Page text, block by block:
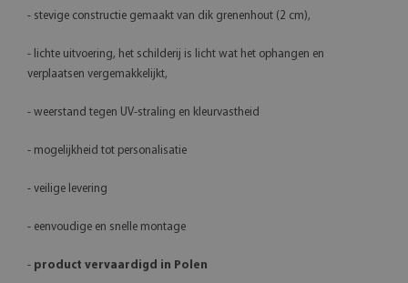
- stevige constructie gemaakt van dik grenenhout (2 cm),
- lichte uitvoering, het schilderij is licht wat het ophangen en
verplaatsen vergemakkelijkt,
- weerstand tegen UV-straling en kleurvastheid
- mogelijkheid tot personalisatie
- veilige levering
- eenvoudige en snelle montage
- product vervaardigd in Polen